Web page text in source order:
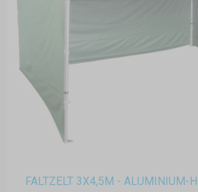
FALTZELT 3X4,5M - ALUMINIUM-